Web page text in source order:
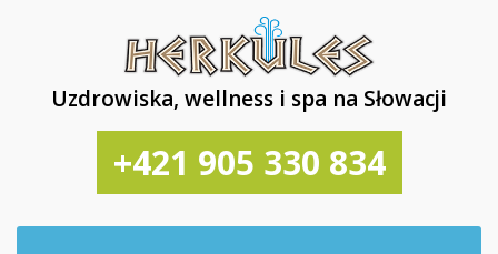
Uzdrowiska, wellness i spa na Słowacji
+421 905 330 834